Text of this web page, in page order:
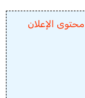
الإعلان